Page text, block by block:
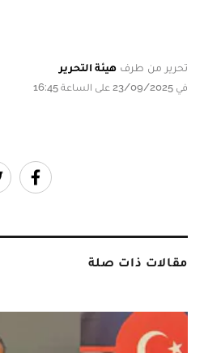
تحرير من طرف هيئة التحرير
في 23/09/2025 على الساعة 16:45
مقالات ذات صلة